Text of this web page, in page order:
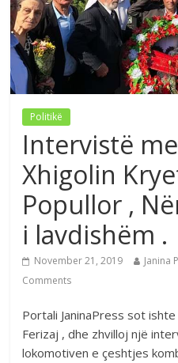
Politikë
Intervistë
Xhigolin
Popullor ,
i lavdishëm .
November 21, 2019 Janina
Comments
Portali JaninaPress sot
Ferizaj , dhe zhvilloj një
lokomotiven e çeshtjes